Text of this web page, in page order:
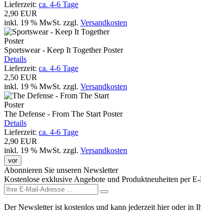
Lieferzeit: ca. 4-6 Tage
2,90 EUR
inkl. 19 % MwSt. zzgl. Versandkosten
Sportswear - Keep It Together Poster
Details
Lieferzeit: ca. 4-6 Tage
2,50 EUR
inkl. 19 % MwSt. zzgl. Versandkosten
The Defense - From The Start Poster
Details
Lieferzeit: ca. 4-6 Tage
2,90 EUR
inkl. 19 % MwSt. zzgl. Versandkosten
vor
Abonnieren Sie unseren Newsletter
Kostenlose exklusive Angebote und Produktneuheiten per
Der Newsletter ist kostenlos und kann jederzeit hier oder in